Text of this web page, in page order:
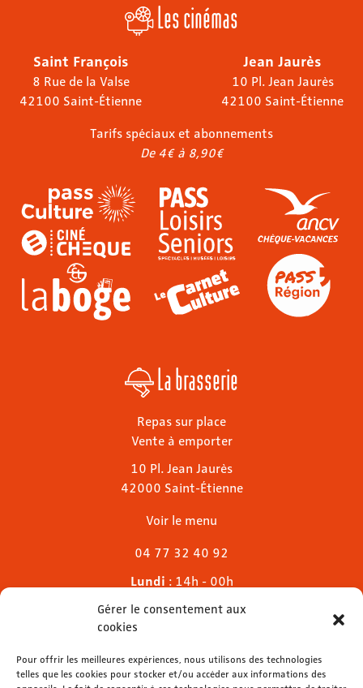
Gérer le consentement aux
cookies
Pour offrir les meilleures expériences, nous utilisons des technologies
telles que les cookies pour stocker et/ou accéder aux informations des
Les cinémas
Saint François
8 Rue de la Valse
42100 Saint-Étienne
Jean Jaurès
10 Pl. Jean Jaurès
42100 Saint-Étienne
Tarifs spéciaux et abonnements
De 4€ à 8,90€
La brasserie
Repas sur place
Vente à emporter
10 Pl. Jean Jaurès
42000 Saint-Étienne
Voir le menu
04 77 32 40 92
Lundi : 14h - 00h
Mardi & mercredi
Jeudi
Dimanche: 11h - 00h